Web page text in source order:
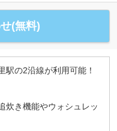
(無料)
駅の2沿線が利用可能！
炊き機能やウォシュレッ